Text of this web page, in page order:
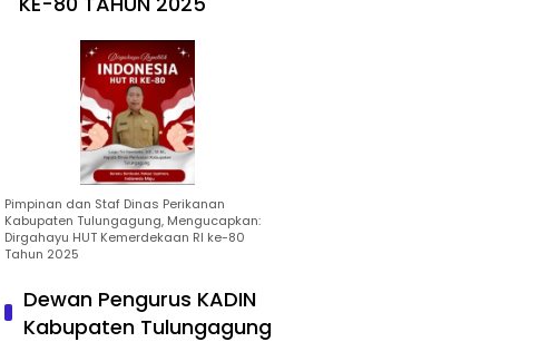
Pimpinan dan Staf Dinas Perikanan
Kabupaten Tulungagung, Mengucapkan:
Dirgahayu HUT Kemerdekaan RI ke-80
Tahun 2025
Dewan Pengurus KADIN
Kabupaten Tulungagung